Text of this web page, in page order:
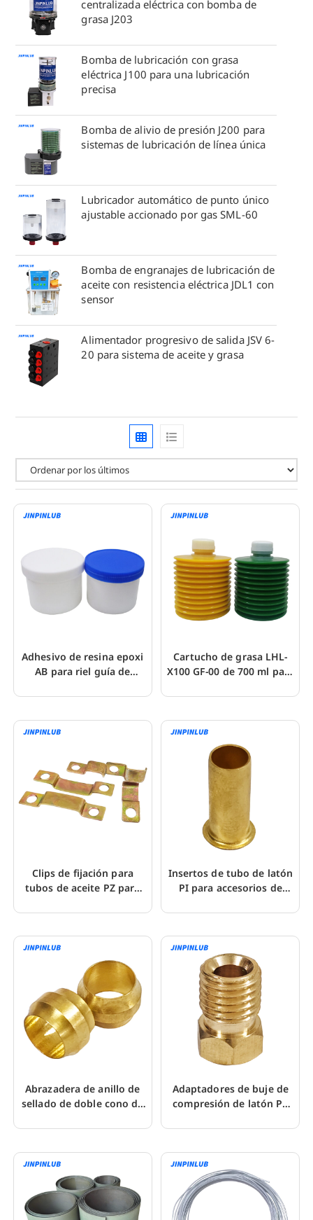
centralizada eléctrica con bomba de
grasa J203
Bomba de lubricación con grasa
eléctrica J100 para una lubricación
precisa
Bomba de alivio de presión J200 para
sistemas de lubricación de línea única
Lubricador automático de punto único
ajustable accionado por gas SML-60
Bomba de engranajes de lubricación de
aceite con resistencia eléctrica JDL1 con
sensor
Alimentador progresivo de salida JSV 6-
20 para sistema de aceite y grasa
Adhesivo de resina epoxi
AB para riel guía de
Cartucho de grasa LHL-
X100 GF-00 de 700 ml para
CNC
Clips de fijación para
tubos de aceite PZ para
nailon
Insertos de tubo de latón
PI para accesorios de
nailon
Abrazadera de anillo de
sellado de doble cono de
compresión
Adaptadores de buje de
compresión de latón PA